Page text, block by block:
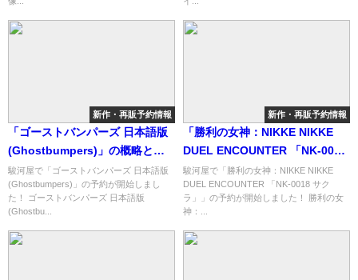
新作・再販予約情報
「ゴーストバンパーズ 日本語版
(Ghostbumpers)」の概略と予
約購入可能なショップ紹介！
駿河屋で「ゴーストバンパーズ 日本語版
(Ghostbumpers)」の予約が開始しまし
た！ ゴーストバンパーズ 日本語版
(Ghostbu...
新作・再販予約情報
「勝利の女神：NIKKE NIKKE
DUEL ENCOUNTER 「NK-0018
サクラ」」の概略と予約購入可
能なショップ紹介！
駿河屋で「勝利の女神：NIKKE NIKKE
DUEL ENCOUNTER 「NK-0018 サク
ラ」」の予約が開始しました！ 勝利の女
神：...